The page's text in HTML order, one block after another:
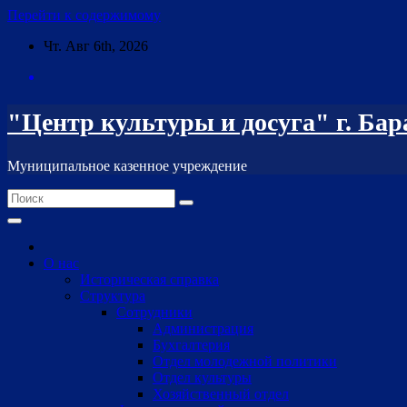
Перейти к содержимому
Чт. Авг 6th, 2026
"Центр культуры и досуга" г.
Муниципальное казенное учреждение
О нас
Историческая справка
Структура
Сотрудники
Администрация
Бухгалтерия
Отдел молодежной политики
Отдел культуры
Хозяйственный отдел